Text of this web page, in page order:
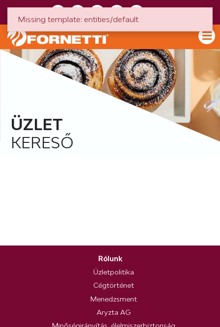
ÜZLET
KERESŐ
Rólunk
Üzletpolitika
Cégtörténet
Menedzsment
Aryzta AG
Missing template: entities/default